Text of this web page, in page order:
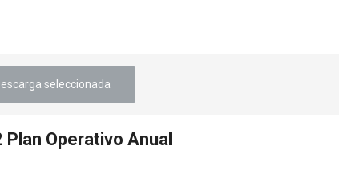
seleccionada
Plan Operativo Anual